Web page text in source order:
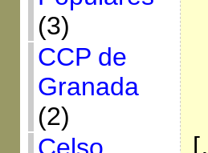
(3)
CCP de
Granada
(2)